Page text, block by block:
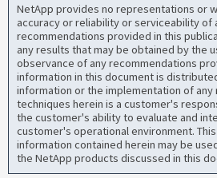
NetApp provides no representations or
accuracy or reliability or serviceability of
recommendations provided in this
any results that may be obtained by the
observance of any recommendations
information in this document is
information or the implementation of
techniques herein is a customer's
the customer's ability to evaluate and
customer's operational environment.
information contained herein may be
the NetApp products discussed in this